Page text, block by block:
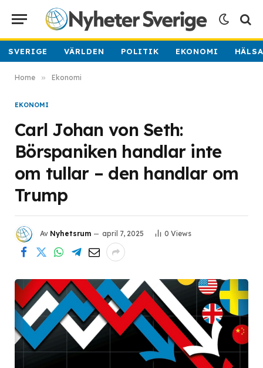
SVERIGE VÄRLDEN POLITIK EKONOMI
Home » Ekonomi
EKONOMI
Carl Johan von Seth:
Börspaniken handlar inte
om tullar – den handlar om
Trump
Av Nyhetsrum april 7, 2025 0 Views